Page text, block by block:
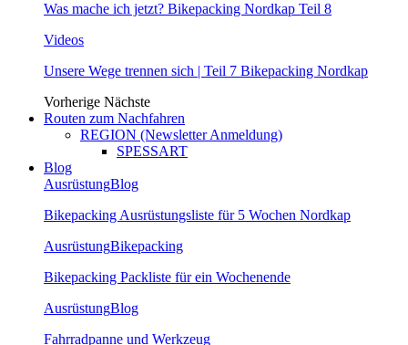
Was mache ich jetzt? Bikepacking Nordkap Teil 8
Videos
Unsere Wege trennen sich | Teil 7 Bikepacking Nordkap
Vorherige Nächste
Routen zum Nachfahren
REGION (Newsletter Anmeldung)
SPESSART
Blog
AusrüstungBlog
Bikepacking Ausrüstungsliste für 5 Wochen Nordkap
AusrüstungBikepacking
Bikepacking Packliste für ein Wochenende
AusrüstungBlog
Fahrradpanne und Werkzeug